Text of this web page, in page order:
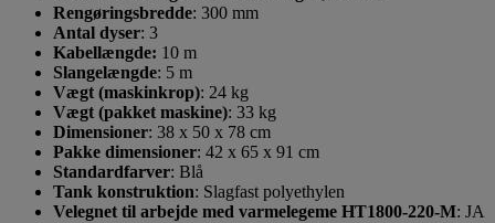
Rengøringsbredde: 300 mm
Antal dyser: 3
Kabellængde: 10 m
Slangelængde: 5 m
Vægt (maskinkrop): 24 kg
Vægt (pakket maskine): 33 kg
Dimensioner: 38 x 50 x 78 cm
Pakke dimensioner: 42 x 65 x 91 cm
Standardfarver: Blå
Tank konstruktion: Slagfast polyethylen
Velegnet til arbejde med varmelegeme HT1800-220-M: JA